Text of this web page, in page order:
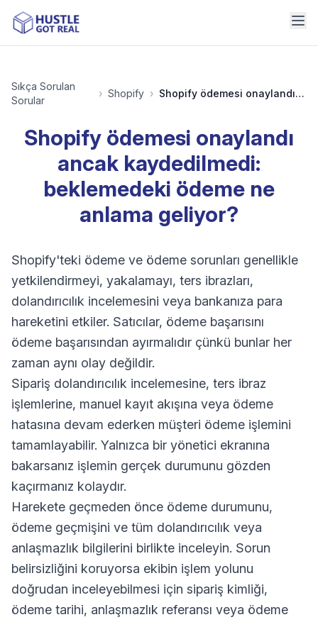
Sıkça Sorulan
Sorular
› Shopify › Shopify ödemesi onaylandı ancak kaydedilmedi: beklemedeki ödeme ne anlama geliyor?
Shopify ödemesi onaylandı
ancak kaydedilmedi:
beklemedeki ödeme ne
anlama geliyor?
Shopify'teki ödeme ve ödeme sorunları genellikle
yetkilendirmeyi, yakalamayı, ters ibrazları,
dolandırıcılık incelemesini veya bankanıza para
hareketini etkiler. Satıcılar, ödeme başarısını
ödeme başarısından ayırmalıdır çünkü bunlar her
zaman aynı olay değildir.
Sipariş dolandırıcılık incelemesine, ters ibraz
işlemlerine, manuel kayıt akışına veya ödeme
hatasına devam ederken müşteri ödeme işlemini
tamamlayabilir. Yalnızca bir yönetici ekranına
bakarsanız işlemin gerçek durumunu gözden
kaçırmanız kolaydır.
Harekete geçmeden önce ödeme durumunu,
ödeme geçmişini ve tüm dolandırıcılık veya
anlaşmazlık bilgilerini birlikte inceleyin. Sorun
belirsizliğini koruyorsa ekibin işlem yolunu
doğrudan inceleyebilmesi için sipariş kimliği,
ödeme tarihi, anlaşmazlık referansı veya ödeme